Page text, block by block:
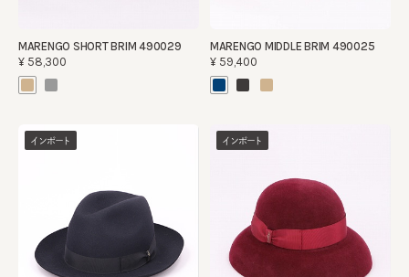
MARENGO SHORT BRIM 490029
¥58,300
MARENGO MIDDLE BRIM 490025
¥59,400
インポート インポート